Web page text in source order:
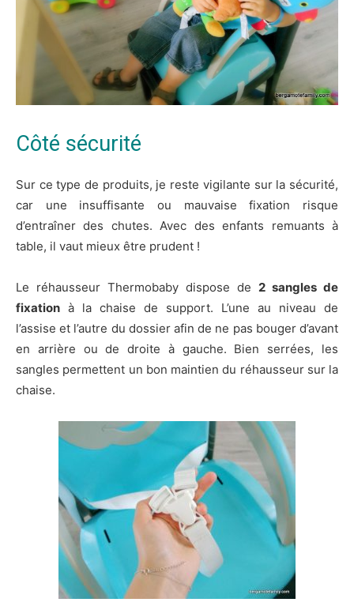
Côté sécurité
Sur ce type de produits, je reste vigilante sur la sécurité,
car une insuffisante ou mauvaise fixation risque
d’entraîner des chutes. Avec des enfants remuants à
table, il vaut mieux être prudent !
Le réhausseur Thermobaby dispose de 2 sangles de
fixation à la chaise de support. L’une au niveau de
l’assise et l’autre du dossier afin de ne pas bouger d’avant
en arrière ou de droite à gauche. Bien serrées, les
sangles permettent un bon maintien du réhausseur sur la
chaise.